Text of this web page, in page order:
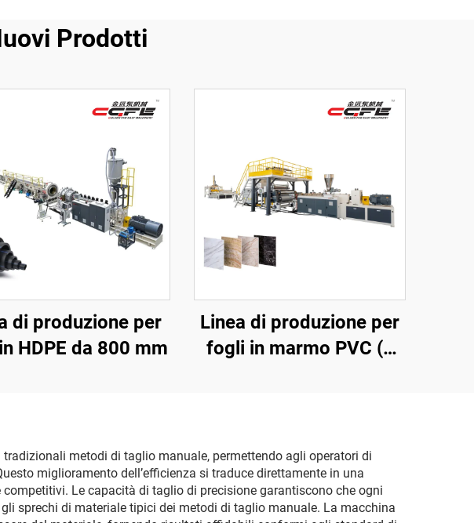
Prodotti
di produzione per
HDPE da 800 mm
Linea di produzione per
fogli in marmo PVC (4
metodi di taglio manuale, permettendo agli operatori di
miglioramento dell’efficienza si traduce direttamente in una
Le capacità di taglio di precisione garantiscono che ogni
sprechi di materiale tipici dei metodi di taglio manuale. La macchina